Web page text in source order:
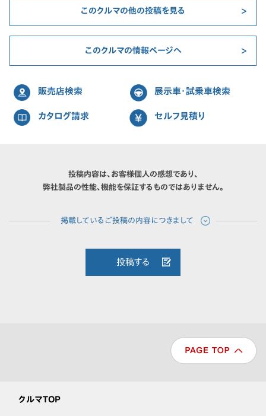
このクルマの他の投稿を見る
このクルマの情報ページへ
販売店検索 展示車・試乗車検索
カタログ請求 セルフ見積り
投稿内容は、お客様個人の感想であり、
弊社製品の性能、機能を保証するものではありません。
投稿する
クルマTOP